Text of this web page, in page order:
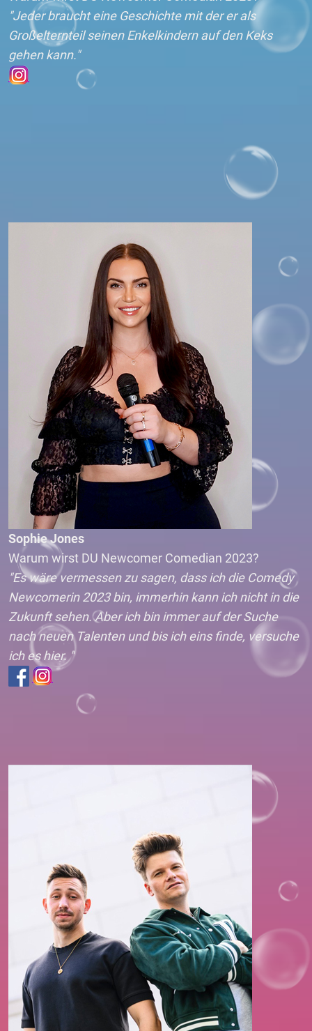
"Jeder braucht eine Geschichte mit der er als
Großelternteil seinen Enkelkindern auf den Keks
gehen kann."
Sophie Jones
Warum wirst DU Newcomer Comedian 2023?
"Es wäre vermessen zu sagen, dass ich die Comedy
Newcomerin 2023 bin, immerhin kann ich nicht in die
Zukunft sehen. Aber ich bin immer auf der Suche
nach neuen Talenten und bis ich eins finde, versuche
ich es hier. "